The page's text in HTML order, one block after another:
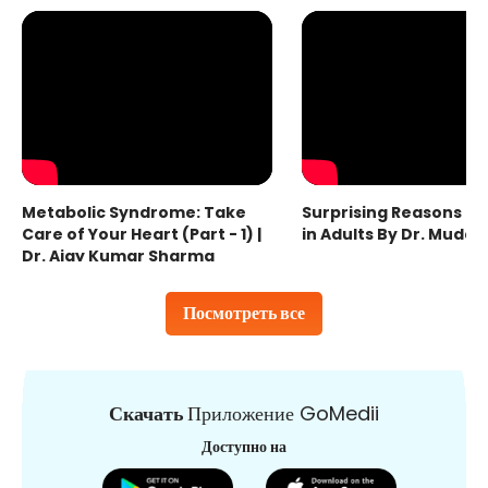
Посмотреть все
Metabolic Syndrome: Take
Care of Your Heart (Part - 1) |
Dr. Ajay Kumar Sharma
Surprising Reasons
in Adults By Dr.
СкачатьПриложение GoMedii
Доступно на